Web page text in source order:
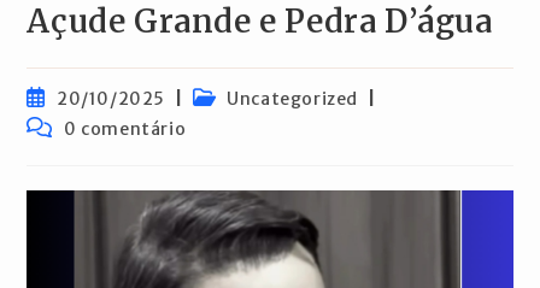
Açude Grande e Pedra D’água
Post
publicado:
20/10/2025
Categoria
Uncategorized
Comentários
0 comentário